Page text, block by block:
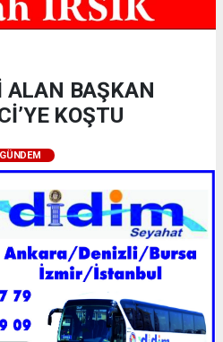
ALAN BAŞKAN
KOŞTU
GÜNDEM